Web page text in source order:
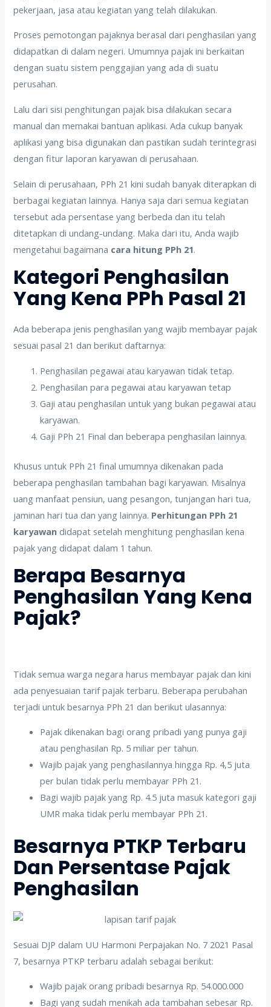
pekerjaan, jasa atau kegiatan yang telah dilakukan.
Proses pemotongan pajaknya berasal dari penghasilan yang
didapatkan di dalam negeri. Umumnya pajak ini berkaitan
dengan suatu sistem penggajian yang ada di suatu
perusahan.
Lalu dari sisi penghitungan pajak bisa dilakukan secara
manual dan memakai bantuan aplikasi. Ada cukup banyak
aplikasi yang bisa digunakan dan pastikan sudah terintegrasi
dengan fitur laporan karyawan di perusahaan.
Selain di perusahaan, PPh 21 kini sudah banyak diterapkan di
berbagai kegiatan lainnya. Hanya saja dari semua kegiatan
tersebut ada persentase yang berbeda dan itu telah
ditetapkan di undang-undang. Maka dari itu, Anda wajib
mengetahui bagaimana cara hitung PPh 21.
Kategori Penghasilan
Yang Kena PPh Pasal 21
Ada beberapa jenis penghasilan yang wajib membayar pajak
sesuai pasal 21 dan berikut daftarnya:
Penghasilan pegawai atau karyawan tidak tetap.
Penghasilan para pegawai atau karyawan tetap
Gaji atau penghasilan untuk yang bukan pegawai atau
karyawan.
Gaji PPh 21 Final dan beberapa penghasilan lainnya.
Khusus untuk PPh 21 final umumnya dikenakan pada
beberapa penghasilan tambahan bagi karyawan. Misalnya
uang manfaat pensiun, uang pesangon, tunjangan hari tua,
jaminan hari tua dan yang lainnya. Perhitungan PPh 21
karyawan didapat setelah menghitung penghasilan kena
pajak yang didapat dalam 1 tahun.
Berapa Besarnya
Penghasilan Yang Kena
Pajak?
Tidak semua warga negara harus membayar pajak dan kini
ada penyesuaian tarif pajak terbaru. Beberapa perubahan
terjadi untuk besarnya PPh 21 dan berikut ulasannya:
Pajak dikenakan bagi orang pribadi yang punya gaji
atau penghasilan Rp. 5 miliar per tahun.
Wajib pajak yang penghasilannya hingga Rp. 4,5 juta
per bulan tidak perlu membayar PPh 21.
Bagi wajib pajak yang Rp. 4.5 juta masuk kategori gaji
UMR maka tidak perlu membayar PPh 21.
Besarnya PTKP Terbaru
Dan Persentase Pajak
Penghasilan
Sesuai DJP dalam UU Harmoni Perpajakan No. 7 2021 Pasal
7, besarnya PTKP terbaru adalah sebagai berikut:
Wajib pajak orang pribadi besarnya Rp. 54.000.000
Bagi yang sudah menikah ada tambahan sebesar Rp.